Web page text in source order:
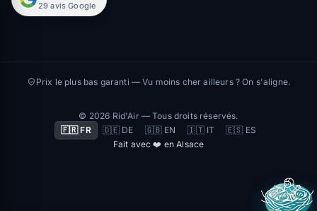
29 avis Google
Prix le plus bas garanti — Vu moins cher ailleurs ? On s'aligne.
© 2026 Rid'Air — Tous droits réservés.
🇫🇷 FR
🇩🇪 DE 🇬🇧 EN 🇮🇹 IT
🇪🇸 ES
Fait avec ❤️ en Alsace